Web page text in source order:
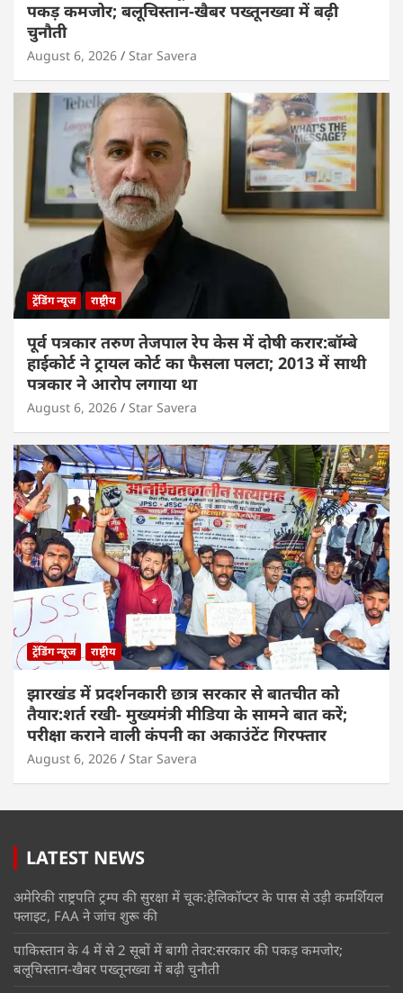
पकड़ कमजोर; बलूचिस्तान-खैबर पख्तूनख्वा में बढ़ी
चुनौती
August 6, 2026 Star Savera
ट्रेंडिंग न्यूज राष्ट्रीय
पूर्व पत्रकार तरुण तेजपाल रेप केस में दोषी करार:बॉम्बे
हाईकोर्ट ने ट्रायल कोर्ट का फैसला पलटा; 2013 में साथी
पत्रकार ने आरोप लगाया था
August 6, 2026 Star Savera
ट्रेंडिंग न्यूज राष्ट्रीय
झारखंड में प्रदर्शनकारी छात्र सरकार से बातचीत को
तैयार:शर्त रखी- मुख्यमंत्री मीडिया के सामने बात करें;
परीक्षा कराने वाली कंपनी का अकाउंटेंट गिरफ्तार
August 6, 2026 Star Savera
LATEST NEWS
अमेरिकी राष्ट्रपति ट्रम्प की सुरक्षा में चूक:हेलिकॉप्टर के पास से उड़ी कमर्शियल
फ्लाइट, FAA ने जांच शुरू की
पाकिस्तान के 4 में से 2 सूबों में बागी तेवर:सरकार की पकड़ कमजोर;
बलूचिस्तान-खैबर पख्तूनख्वा में बढ़ी चुनौती